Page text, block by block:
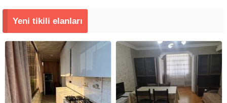
Yeni tikili elanları